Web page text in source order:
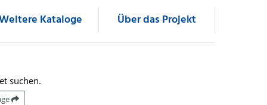
Kataloge Über das Projekt
suchen.